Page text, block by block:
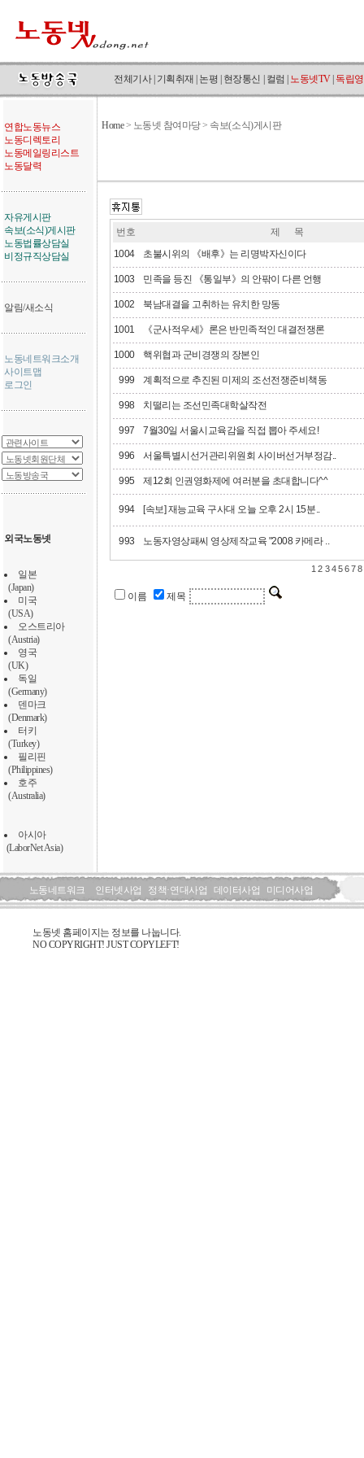
전체기사| 기획취재 논평 현장통신 컬럼 노동넷TV| 독립
연합노동뉴스
노동디렉토리
노동메일링리스트
노동달력
자유게시판
속보(소식)게시판
노동법률상담실
비정규직상담실
알림/새소식
노동네트워크소개
사이트맵
로그인
외국노동넷
일본
(Japan)
미국
(USA)
오스트리아
(Austria)
영국
(UK)
독일
(Germany)
덴마크
(Denmark)
터키
(Turkey)
필리핀
(Philippines)
호주
(Australia)
아시아
(LaborNet Asia)
Home> 노동넷 참여마당 > 속보(소식)게시판
번호
제 목
1004
초불시위의 《배후》는 리명박자신이다
1003 민족을 등진 《통일부》의 안팎이 다른 언행
1002 북남대결을 고취하는 유치한 망동
1001 《군사적우세》론은 반민족적인 대결전쟁론
1000 핵위협과 군비경쟁의 장본인
999 계획적으로 추진된 미제의 조선전쟁준비책동
998 치떨리는 조선민족대학살작전
997 7월30일 서울시교육감을 직접 뽑아 주세요!
996 서울특별시선거관리위원회 사이버선거부정감..
995 제12회 인권영화제에 여러분을 초대합니다^^
994 [속보] 재능교육 구사대 오늘 오후 2시 15분..
993 노동자영상패씨 영상제작교육 "2008 카메라 ..
1 2 3 4 5 6 7 8
이름 제목
노동네트워크 인터넷사업 정책·연대사업 데이터사업 미디어사업
노동넷 홈페이지는 정보를 나눕니다.
NO COPYRIGHT! JUST COPYLEFT!